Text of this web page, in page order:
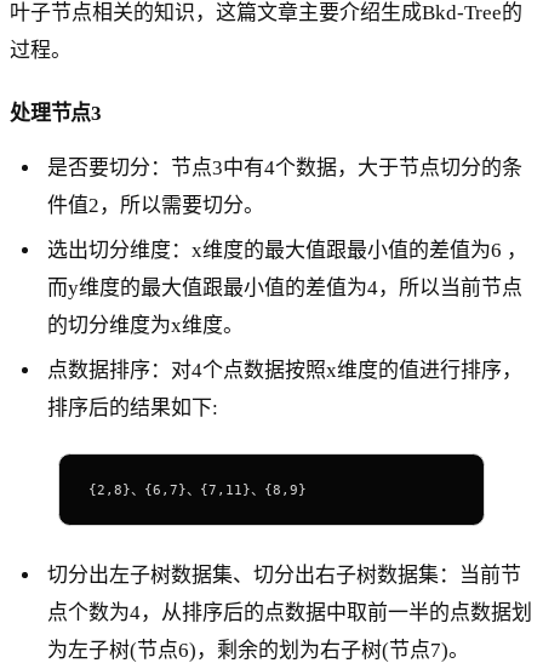
叶子节点相关的知识，这篇文章主要介绍生成Bkd-Tree的
过程。
处理节点3
是否要切分：节点3中有4个数据，大于节点切分的条
件值2，所以需要切分。
选出切分维度：x维度的最大值跟最小值的差值为6 ，
而y维度的最大值跟最小值的差值为4，所以当前节点
的切分维度为x维度。
点数据排序：对4个点数据按照x维度的值进行排序，
排序后的结果如下:
{2,8}、{6,7}、{7,11}、{8,9}
切分出左子树数据集、切分出右子树数据集：当前节
点个数为4，从排序后的点数据中取前一半的点数据划
为左子树(节点6)，剩余的划为右子树(节点7)。